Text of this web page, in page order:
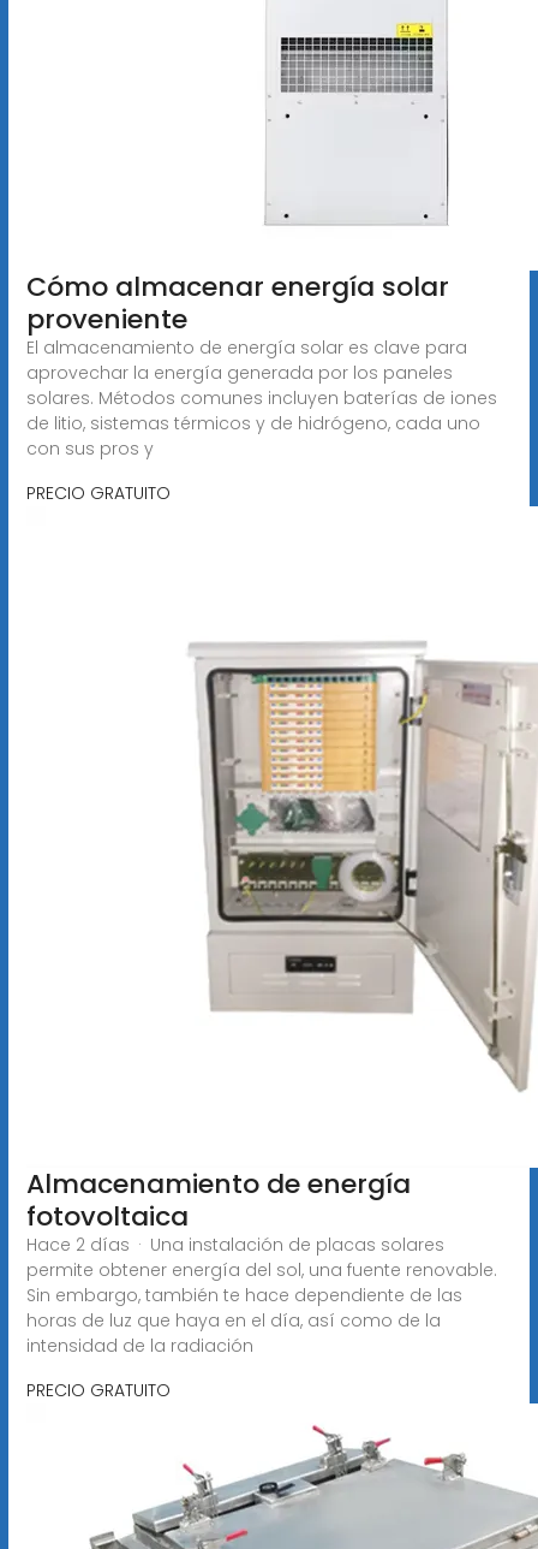
Cómo almacenar energía solar
proveniente
El almacenamiento de energía solar es clave para
aprovechar la energía generada por los paneles
solares. Métodos comunes incluyen baterías de iones
de litio, sistemas térmicos y de hidrógeno, cada uno
con sus pros y
PRECIO GRATUITO
Almacenamiento de energía
fotovoltaica
Hace 2 días · Una instalación de placas solares
permite obtener energía del sol, una fuente renovable.
Sin embargo, también te hace dependiente de las
horas de luz que haya en el día, así como de la
intensidad de la radiación
PRECIO GRATUITO